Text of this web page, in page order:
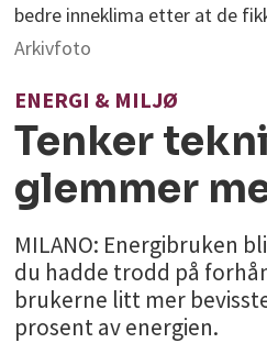
bedre inneklima etter at de
Arkivfoto
ENERGI & MILJØ
Tenker
glemmer
MILANO: Energibruken
du hadde trodd på
brukerne litt mer
prosent av energien.